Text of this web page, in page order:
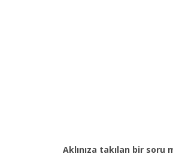
Aklınıza takılan bir soru